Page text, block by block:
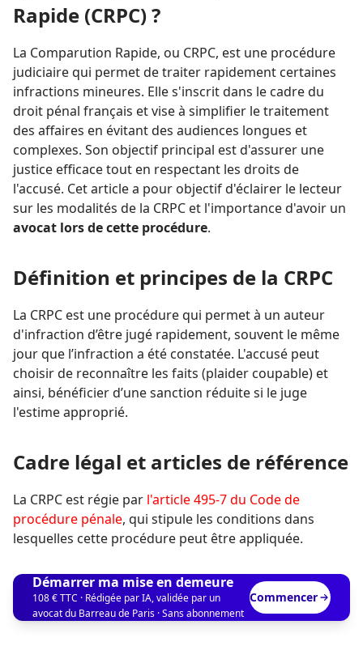
Rapide (CRPC) ?
La Comparution Rapide, ou CRPC, est une procédure
judiciaire qui permet de traiter rapidement certaines
infractions mineures. Elle s'inscrit dans le cadre du
droit pénal français et vise à simplifier le traitement
des affaires en évitant des audiences longues et
complexes. Son objectif principal est d'assurer une
justice efficace tout en respectant les droits de
l'accusé. Cet article a pour objectif d'éclairer le lecteur
sur les modalités de la CRPC et l'importance d'avoir un
avocat lors de cette procédure.
Définition et principes de la CRPC
La CRPC est une procédure qui permet à un auteur
d'infraction d’être jugé rapidement, souvent le même
jour que l’infraction a été constatée. L'accusé peut
choisir de reconnaître les faits (plaider coupable) et
ainsi, bénéficier d’une sanction réduite si le juge
l'estime approprié.
Cadre légal et articles de référence
La CRPC est régie par l'article 495-7 du Code de
procédure pénale, qui stipule les conditions dans
lesquelles cette procédure peut être appliquée.
Démarrer ma mise en demeure
108 € TTC · Rédigée par IA, validée par un
avocat du Barreau de Paris · Sans abonnement
Commencer